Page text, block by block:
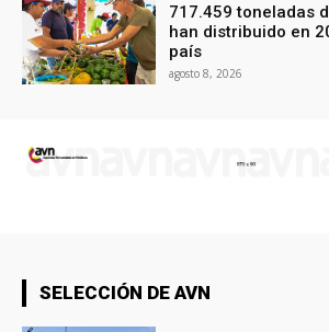
717.459 toneladas
han distribuido en
país
agosto 8, 2026
SELECCIÓN DE AVN